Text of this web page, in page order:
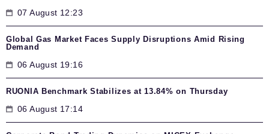
07 August 12:23
Global Gas Market Faces Supply Disruptions Amid Rising
Demand
06 August 19:16
RUONIA Benchmark Stabilizes at 13.84% on Thursday
06 August 17:14